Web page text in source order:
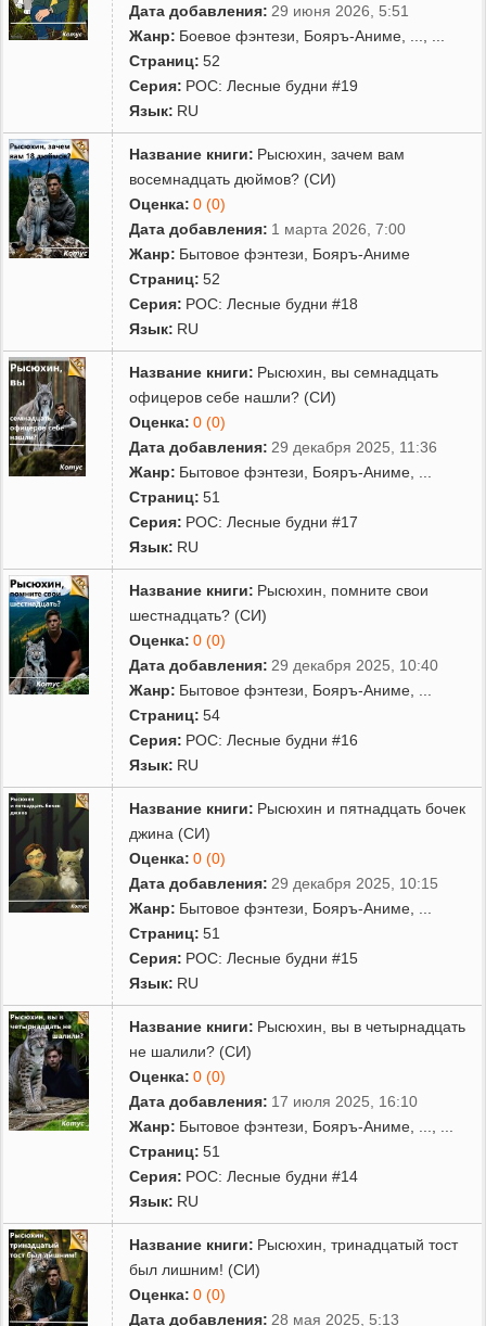
Дата добавления: 29 июня 2026, 5:51
Жанр: Боевое фэнтези Бояръ-Аниме
Страниц: 52
Серия: РОС: Лесные будни #19
Язык: RU
Название книги: Рысюхин, зачем вам
восемнадцать дюймов? (СИ)
Оценка: 0 (0)
Дата добавления: 1 марта 2026, 7:00
Жанр: Бытовое фэнтези
Бояръ-Аниме
Страниц: 52
Серия: РОС: Лесные будни #18
Язык: RU
Название книги: Рысюхин, вы семнадцать
офицеров себе нашли? (СИ)
Оценка: 0 (0)
Дата добавления: 29 декабря 2025, 11:36
Жанр: Бытовое фэнтези Бояръ-Аниме
Страниц: 51
Серия: РОС: Лесные будни #17
Язык: RU
Название книги: Рысюхин, помните свои
шестнадцать? (СИ)
Оценка: 0 (0)
Дата добавления: 29 декабря 2025, 10:40
Жанр: Бытовое фэнтези Бояръ-Аниме
Страниц: 54
Серия: РОС: Лесные будни #16
Язык: RU
Название книги: Рысюхин и пятнадцать бочек
джина (СИ)
Оценка: 0 (0)
Дата добавления: 29 декабря 2025, 10:15
Жанр: Бытовое фэнтези Бояръ-Аниме
Страниц: 51
Серия: РОС: Лесные будни #15
Язык: RU
Название книги: Рысюхин, вы в четырнадцать
не шалили? (СИ)
Оценка: 0 (0)
Дата добавления: 17 июля 2025, 16:10
Жанр: Бытовое фэнтези Бояръ-Аниме
Страниц: 51
Серия: РОС: Лесные будни #14
Язык: RU
Название книги: Рысюхин, тринадцатый тост
был лишним! (СИ)
Оценка: 0 (0)
Дата добавления: 28 мая 2025, 5:13